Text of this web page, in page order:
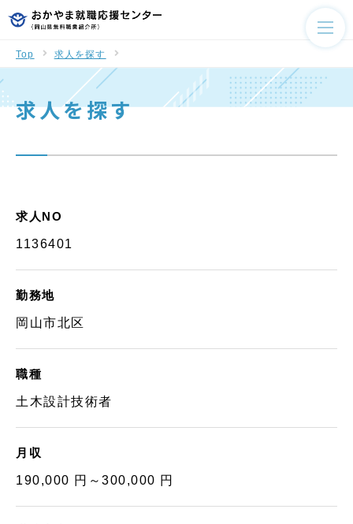
Top 求人を探す
求人を探す
求人NO
1136401
勤務地
岡山市北区
職種
土木設計技術者
月収
190,000 円～300,000 円